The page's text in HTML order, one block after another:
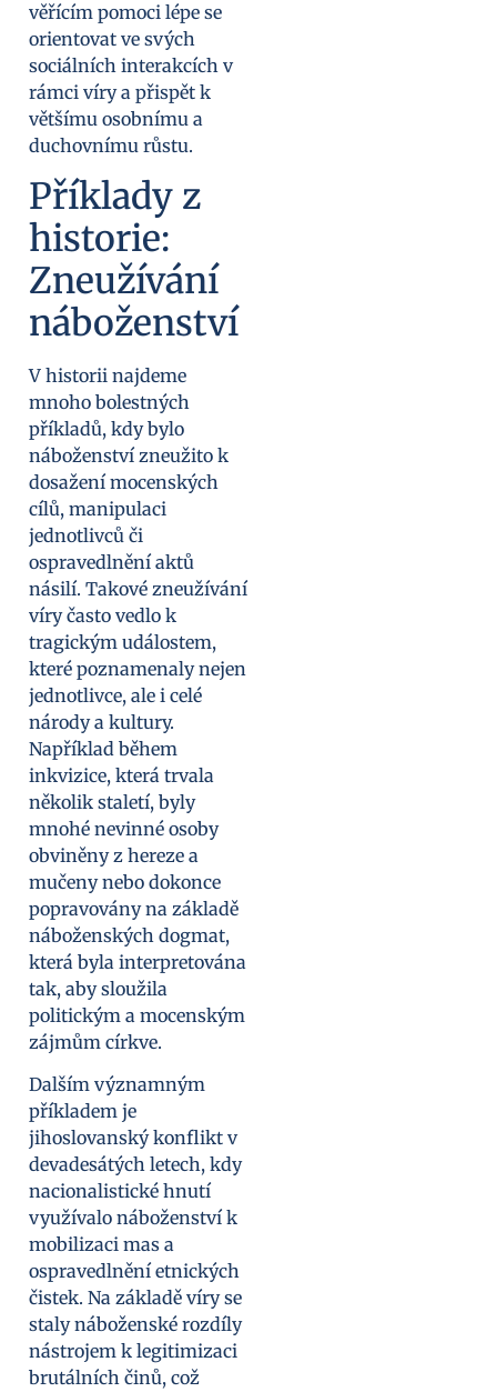
věřícím pomoci lépe se
orientovat ve svých
sociálních interakcích v
rámci víry a přispět k
většímu osobnímu a
duchovnímu růstu.
Příklady z
historie:
Zneužívání
náboženství
V historii najdeme
mnoho bolestných
příkladů, kdy bylo
náboženství zneužito k
dosažení mocenských
cílů, manipulaci
jednotlivců či
ospravedlnění aktů
násilí. Takové zneužívání
víry často vedlo k
tragickým událostem,
které poznamenaly nejen
jednotlivce, ale i celé
národy a kultury.
Například během
inkvizice, která trvala
několik staletí, byly
mnohé nevinné osoby
obviněny z hereze a
mučeny nebo dokonce
popravovány na základě
náboženských dogmat,
která byla interpretována
tak, aby sloužila
politickým a mocenským
zájmům církve.
Dalším významným
příkladem je
jihoslovanský konflikt v
devadesátých letech, kdy
nacionalistické hnutí
využívalo náboženství k
mobilizaci mas a
ospravedlnění etnických
čistek. Na základě víry se
staly náboženské rozdíly
nástrojem k legitimizaci
brutálních činů, což